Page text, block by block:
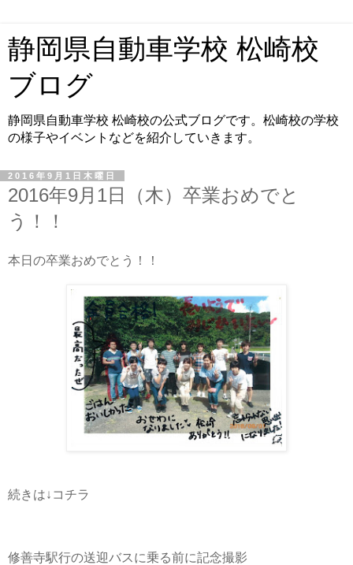
静岡県自動車学校 松崎校
ブログ
静岡県自動車学校 松崎校の公式ブログです。松崎校の学校
の様子やイベントなどを紹介していきます。
2016年9月1日木曜日
2016年9月1日（木）卒業おめでと
う！！
本日の卒業おめでとう！！
続きは↓コチラ
修善寺駅行の送迎バスに乗る前に記念撮影